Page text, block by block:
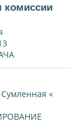
комиссии
«